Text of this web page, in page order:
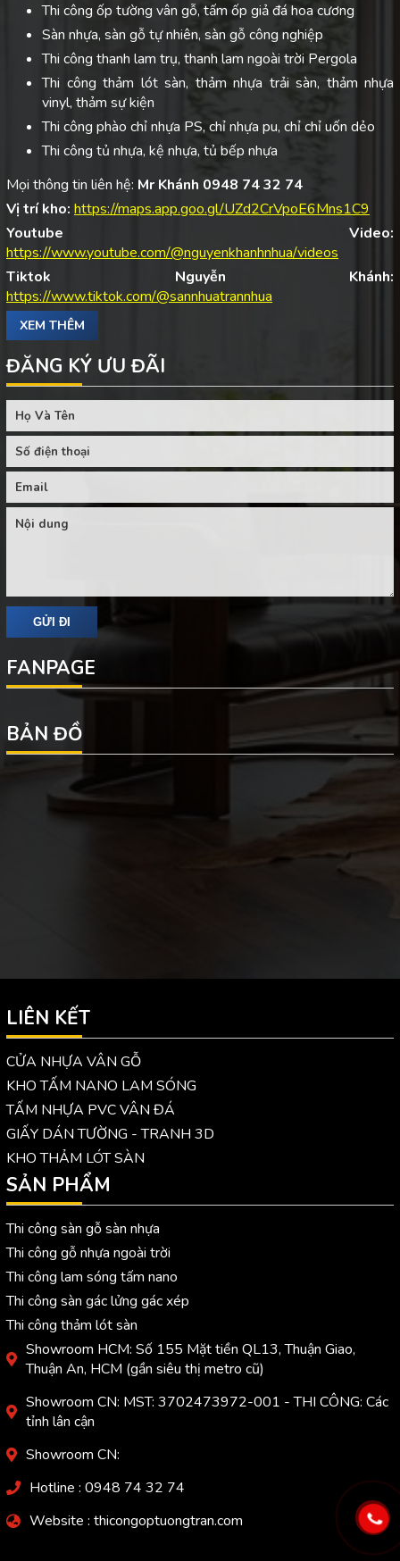
Thi công ốp tường vân gỗ, tấm ốp giả đá hoa cương
Sàn nhựa, sàn gỗ tự nhiên, sàn gỗ công nghiệp
Thi công thanh lam trụ, thanh lam ngoài trời Pergola
Thi công thảm lót sàn, thảm nhựa trải sàn, thảm nhựa
vinyl, thảm sự kiện
Thi công phào chỉ nhựa PS, chỉ nhựa pu, chỉ chỉ uốn dẻo
Thi công tủ nhựa, kệ nhựa, tủ bếp nhựa
Mọi thông tin liên hệ: Mr Khánh 0948 74 32 74
Vị trí kho: https://maps.app.goo.gl/UZd2CrVpoE6Mns1C9
Youtube Video:
https://www.youtube.com/@nguyenkhanhnhua/videos
Tiktok Nguyễn Khánh:
https://www.tiktok.com/@sannhuatrannhua
XEM THÊM
ĐĂNG KÝ ƯU ĐÃI
FANPAGE
BẢN ĐỒ
LIÊN KẾT
CỬA NHỰA VÂN GỖ
KHO TẤM NANO LAM SÓNG
TẤM NHỰA PVC VÂN ĐÁ
GIẤY DÁN TƯỜNG - TRANH 3D
KHO THẢM LÓT SÀN
SẢN PHẨM
Thi công sàn gỗ sàn nhựa
Thi công gỗ nhựa ngoài trời
Thi công lam sóng tấm nano
Thi công sàn gác lửng gác xép
Thi công thảm lót sàn
Showroom HCM: Số 155 Mặt tiền QL13, Thuận Giao,
Thuận An, HCM (gần siêu thị metro cũ)
Showroom CN: MST: 3702473972-001 - THI CÔNG: Các
tỉnh lân cận
Showroom CN:
Hotline : 0948 74 32 74
Website : thicongoptuongtran.com